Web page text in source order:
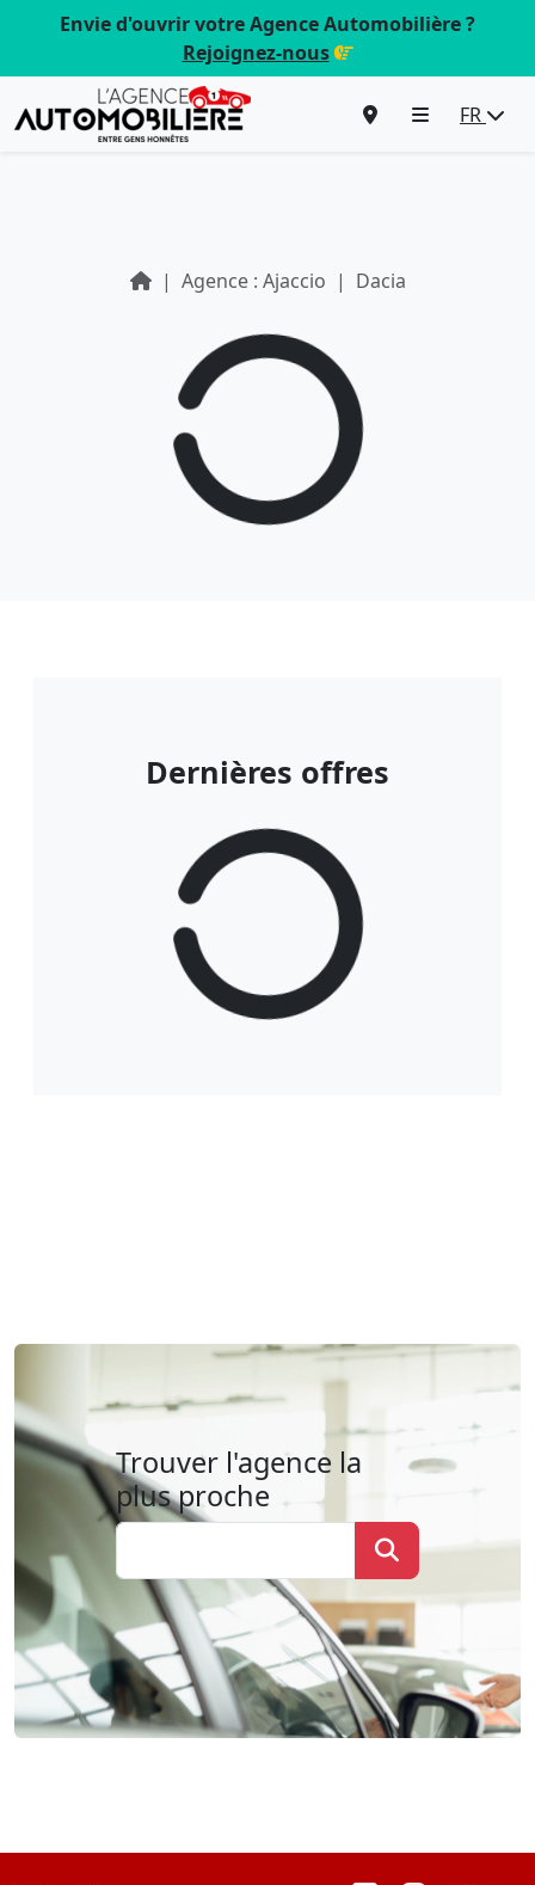
Envie d'ouvrir votre Agence Automobilière ?
Rejoignez-nous
FR
Agence : Ajaccio Dacia
Dernières offres
Trouver l'agence la
plus proche